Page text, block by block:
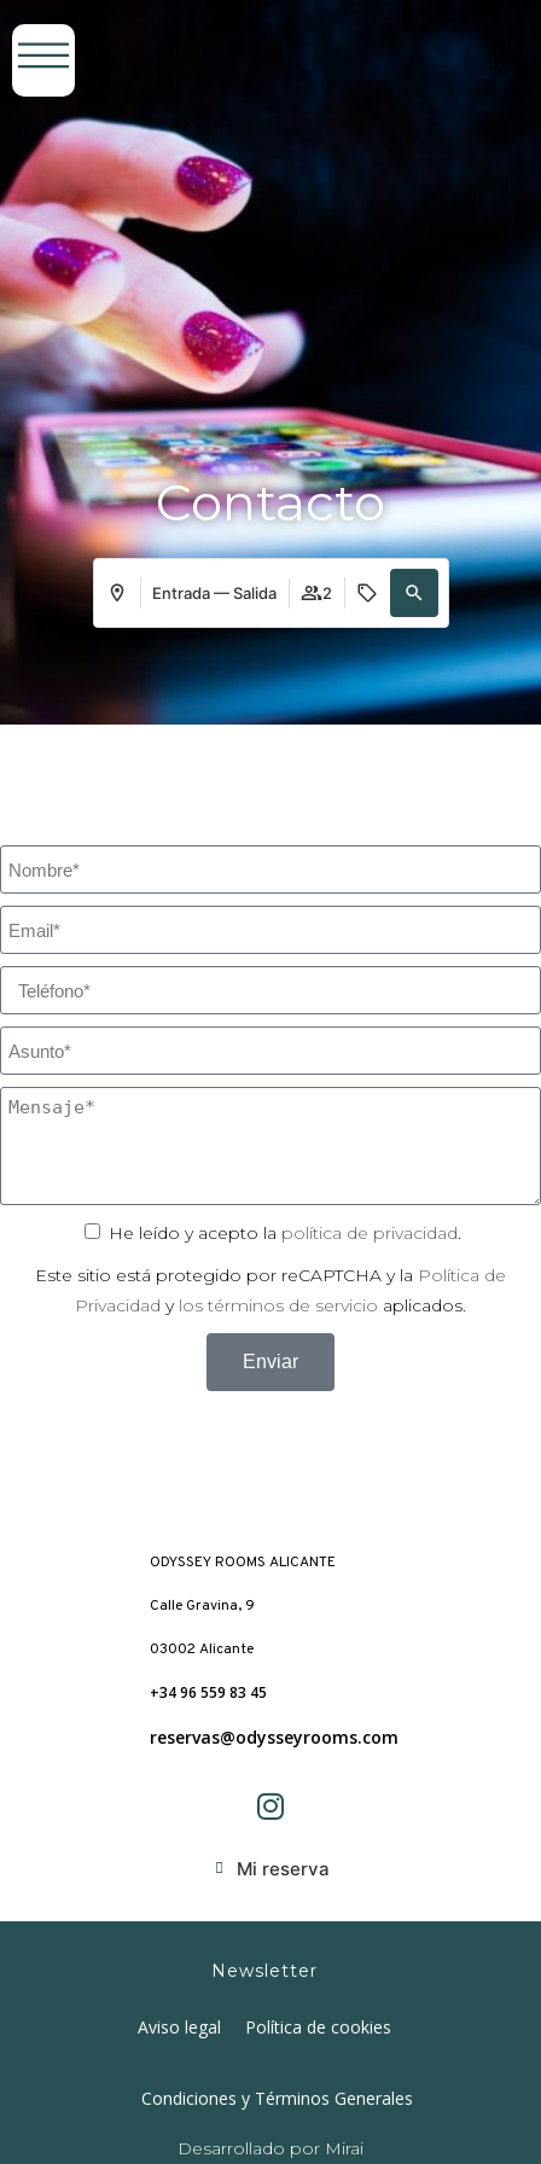
Contacto
Entrada — Salida 2
He leído y acepto la política de privacidad.
Este sitio está protegido por reCAPTCHA y la Política de
Privacidad y los términos de servicio aplicados.
Enviar
ODYSSEY ROOMS ALICANTE
Calle Gravina, 9
03002 Alicante
+34 96 559 83 45
reservas@odysseyrooms.com
Mi reserva
Newsletter
Aviso legal Política de cookies
Condiciones y Términos Generales
Desarrollado por Mirai